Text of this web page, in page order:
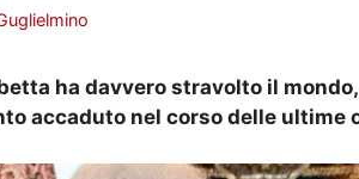
ha davvero stravolto il
accaduto nel corso delle ultime